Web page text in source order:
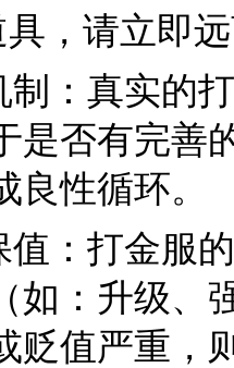
，请立即
制：真实的
是否有完善
性循环。
值：打金服
如：升级、
贬值严重，